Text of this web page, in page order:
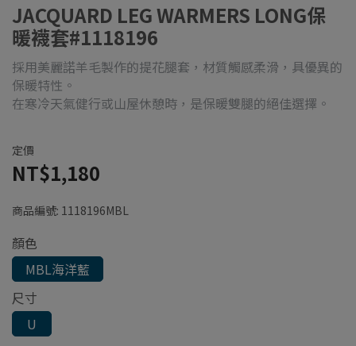
JACQUARD LEG WARMERS LONG保
暖襪套#1118196
採用美麗諾羊毛製作的提花腿套，材質觸感柔滑，具優異的
保暖特性。
在寒冷天氣健行或山屋休憩時，是保暖雙腿的絕佳選擇。
定價
NT$1,180
商品編號: 1118196MBL
顏色
MBL海洋藍
尺寸
U